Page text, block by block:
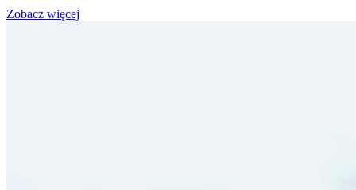
Zobacz więcej